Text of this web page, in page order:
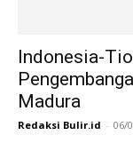
Indonesia-
Madura
Redaksi Bulir.id - 06/